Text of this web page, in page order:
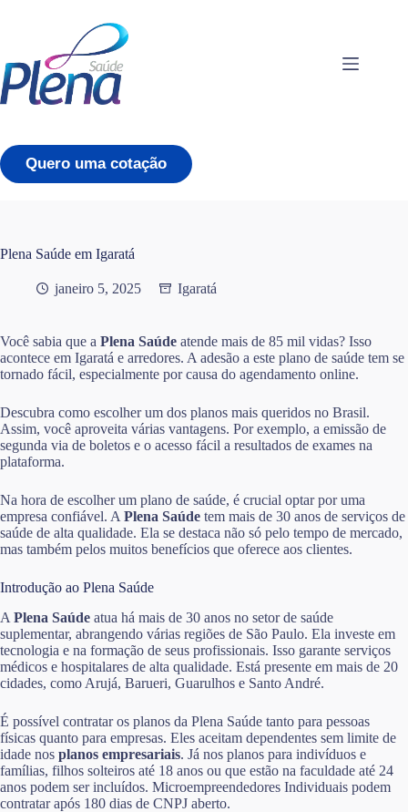
conteúdo
Quero uma cotação
Plena Saúde em Igaratá
janeiro 5, 2025 Igaratá
Você sabia que a Plena Saúde atende mais de 85 mil vidas? Isso
acontece em Igaratá e arredores. A adesão a este plano de saúde tem se
tornado fácil, especialmente por causa do agendamento online.
Descubra como escolher um dos planos mais queridos no Brasil.
Assim, você aproveita várias vantagens. Por exemplo, a emissão de
segunda via de boletos e o acesso fácil a resultados de exames na
plataforma.
Na hora de escolher um plano de saúde, é crucial optar por uma
empresa confiável. A Plena Saúde tem mais de 30 anos de serviços de
saúde de alta qualidade. Ela se destaca não só pelo tempo de mercado,
mas também pelos muitos benefícios que oferece aos clientes.
Introdução ao Plena Saúde
A Plena Saúde atua há mais de 30 anos no setor de saúde
suplementar, abrangendo várias regiões de São Paulo. Ela investe em
tecnologia e na formação de seus profissionais. Isso garante serviços
médicos e hospitalares de alta qualidade. Está presente em mais de 20
cidades, como Arujá, Barueri, Guarulhos e Santo André.
É possível contratar os planos da Plena Saúde tanto para pessoas
físicas quanto para empresas. Eles aceitam dependentes sem limite de
idade nos planos empresariais. Já nos planos para indivíduos e
famílias, filhos solteiros até 18 anos ou que estão na faculdade até 24
anos podem ser incluídos. Microempreendedores Individuais podem
contratar após 180 dias de CNPJ aberto.